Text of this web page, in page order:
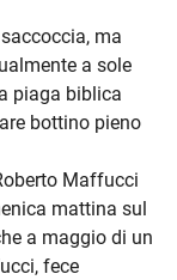
ma
a sole
piaga biblica
bottino pieno
Maffucci
mattina sul
a maggio di un
fece